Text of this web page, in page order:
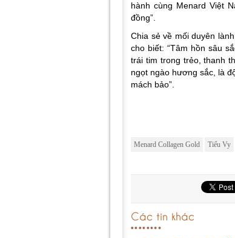
hành cùng Menard Việt
đồng”.
Chia sẻ về mối duyên
cho biết: “Tâm hồn sâu
trái tim trong trẻo, thanh
ngọt ngào hương sắc, là
mách bảo”.
Menard Collagen Gold Tiểu Vy
Các tin khác